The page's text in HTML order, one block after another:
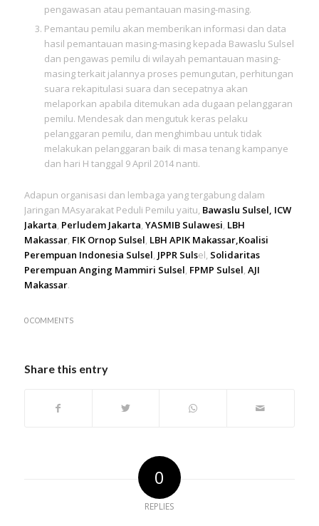
pengawasan atau pemantauan masing-masing.
Pemantau pemilu akan memberikan informasi dan data
hasil pemantauan masing-masing kepada Bawaslu Sulsel
dan pengawas pemilu di wilayah pemantauan masing-
masing terkait jalannya proses pemungutan, perhitungan
suara rekapitulasi suara dan secepatnya akan
melaporkan apabila ditemukan ada dugaan pelanggaran
pemilu. Mendesak dan mengutuk keras pelaku
pelanggaran pemilu, dan menghimbau untuk tidak
melakukan pelanggaran baik di masa tenang kampanye
dan hari H tanggal 9 April 2014 nanti.
Adapun organisasi dan lembaga yang tergabung dalam
Jaringan MAsyarakat Peduli Pemilu yaitu, Bawaslu Sulsel, ICW
Jakarta, Perludem Jakarta, YASMIB Sulawesi, LBH
Makassar, FIK Ornop Sulsel, LBH APIK Makassar,Koalisi
Perempuan Indonesia Sulsel, JPPR Sulsel, Solidaritas
Perempuan Anging Mammiri Sulsel, FPMP Sulsel, AJI
Makassar.
0 COMMENTS
Share this entry
0
REPLIES